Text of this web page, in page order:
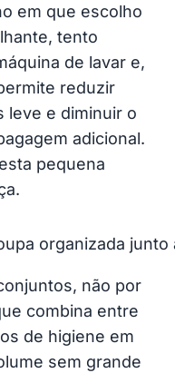
em que escolho
tento
de lavar e,
reduzir
leve e diminuir o
adicional.
pequena
não por
combina entre
de higiene em
sem grande